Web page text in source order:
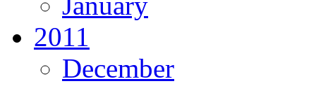
2011
December